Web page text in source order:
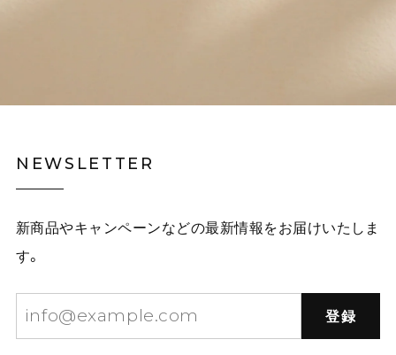
NEWSLETTER
新商品やキャンペーンなどの最新情報をお届けいたしま
す。
登録